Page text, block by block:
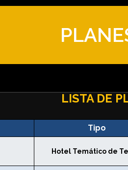
LISTA DE
Tipo
Hotel Temático de